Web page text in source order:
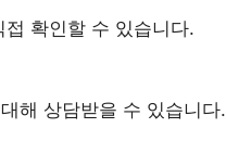
확인할 수 있습니다.
해 상담받을 수 있습니다.